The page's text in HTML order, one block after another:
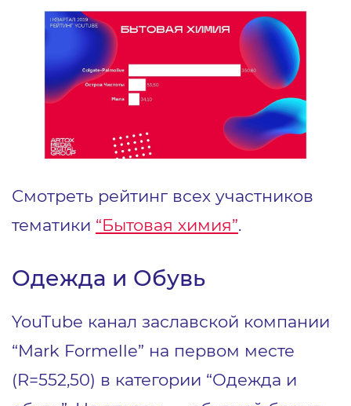
Смотреть рейтинг всех участников
тематики “Бытовая химия”.
Одежда и Обувь
YouTube канал заславской компании
“Mark Formelle” на первом месте
(R=552,50) в категории “Одежда и